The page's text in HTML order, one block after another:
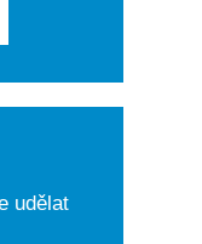
udělat